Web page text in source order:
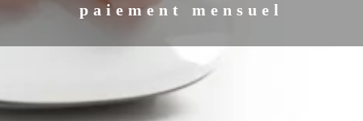
paiement mensuel